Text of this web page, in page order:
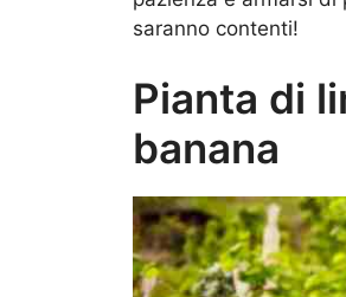
saranno contenti!
Pianta di
banana